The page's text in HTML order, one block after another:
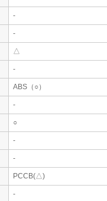
-
-
△
-
ABS（○）
-
○
-
-
PCCB(△)
-